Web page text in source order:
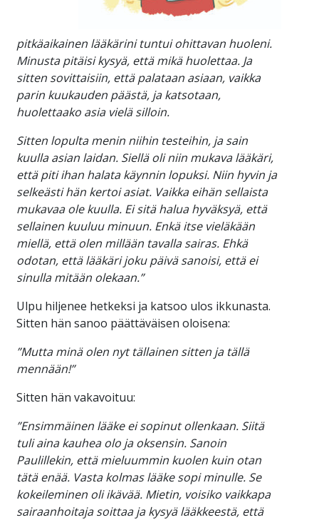
pitkäaikainen lääkärini tuntui ohittavan huoleni.
Minusta pitäisi kysyä, että mikä huolettaa. Ja
sitten sovittaisiin, että palataan asiaan, vaikka
parin kuukauden päästä, ja katsotaan,
huolettaako asia vielä silloin.
Sitten lopulta menin niihin testeihin, ja sain
kuulla asian laidan. Siellä oli niin mukava lääkäri,
että piti ihan halata käynnin lopuksi. Niin hyvin ja
selkeästi hän kertoi asiat. Vaikka eihän sellaista
mukavaa ole kuulla. Ei sitä halua hyväksyä, että
sellainen kuuluu minuun. Enkä itse vieläkään
miellä, että olen millään tavalla sairas. Ehkä
odotan, että lääkäri joku päivä sanoisi, että ei
sinulla mitään olekaan.”
Ulpu hiljenee hetkeksi ja katsoo ulos ikkunasta.
Sitten hän sanoo päättäväisen oloisena:
”Mutta minä olen nyt tällainen sitten ja tällä
mennään!”
Sitten hän vakavoituu:
”Ensimmäinen lääke ei sopinut ollenkaan. Siitä
tuli aina kauhea olo ja oksensin. Sanoin
Paulillekin, että mieluummin kuolen kuin otan
tätä enää. Vasta kolmas lääke sopi minulle. Se
kokeileminen oli ikävää. Mietin, voisiko vaikkapa
sairaanhoitaja soittaa ja kysyä lääkkeestä, että